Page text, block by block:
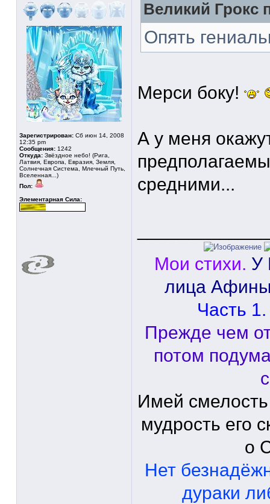
Зарегистрирован: Сб июн 14, 2008
12:35 pm
Сообщения: 1242
Откуда: Звёздное небо! (Рига,
Латвия, Европа, Евразия, Земля,
Солнечная Система, Млечный Путь,
Вселенная...)
Пол:
Элементарная Сила:
Великий Грокс
Опять
Мерси боку!
А у меня
средними...
Мои стихи. У
лица
Часть
Прежде чем
потом
Имей
мудрость его
о
Нет
дураки